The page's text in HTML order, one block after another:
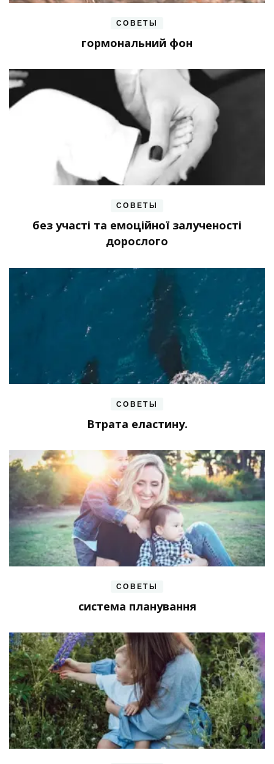
СОВЕТЫ
гормональний фон
СОВЕТЫ
без участі та емоційної залученості
дорослого
СОВЕТЫ
Втрата еластину.
СОВЕТЫ
система планування